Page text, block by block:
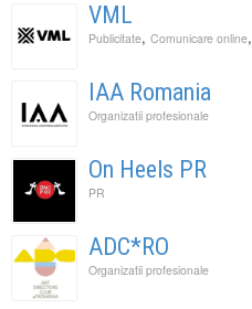
VML
Publicitate, Comunicare online,
IAA Romania
Organizatii profesionale
On Heels PR
PR
ADC*RO
Organizatii profesionale